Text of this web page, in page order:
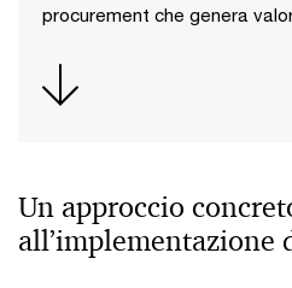
procurement che genera
Un approccio
all’implementazione